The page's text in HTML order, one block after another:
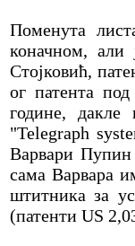
Поменута
коначном, али
Стојковић,
ог патента
године, дакле
"Telegraph
Варвари Пупин
сама Варвара
штитника за
(патенти US